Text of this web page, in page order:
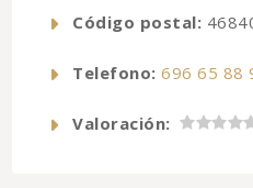
Código postal:
Telefono: 696 65 88
Valoración: